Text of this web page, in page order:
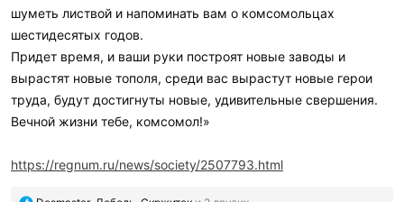
шуметь листвой и напоминать вам о комсомольцах
шестидесятых годов.
Придет время, и ваши руки построят новые заводы и
вырастят новые тополя, среди вас вырастут новые герои
труда, будут достигнуты новые, удивительные свершения.
Вечной жизни тебе, комсомол!»
https://regnum.ru/news/society/2507793.html